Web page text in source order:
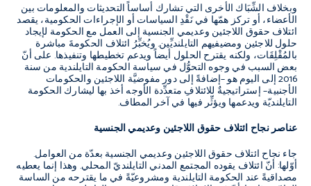
وبخلاف الشِّبَاك الأخرى التي تشارك أساساً التحديثات والمعلومات بين
الأعضاء، أو تركز همّها في نَقْدِ السياسات أو الإجراءات الحكومية، يقصد
ائتلاف حقوق اللاجئين وعديمي الجنسية إلى العمل مع الحكومة لإيجاد
حلول للاجئين ومضيفيهم التايلنديِّين. ويُخبِّرُ ائتلاف الحكومةَ مباشرة
بالمُقْلِقَات، ولكنه يقترح الحلول أيضاً ويدعم تخطيطها وتنفيذها. على أنّ
بعض السبب في وجوه التحوُّل في سياسة الحكومة التايلندية من سنة
2016 إلى اليوم هو –إضافةً إلى دور مفوضيَّة اللاجئين والحكومات
الأجنبية– إستراتيجيةٌ للائتلافِ متعدِّدة الأوجه أخذ بها ليشارك الحكومة
التايلنديّة ويدعمها ويؤثِّر فيها في آخر المطاف.
عناصر نجاح ائتلاف حقوق اللاجئين وعديمي الجنسية
جاء نجاح ائتلاف حقوق اللاجئين وعديمي الجنسية بعدّة من العوامل.
أوّلها: أنّ ائتلاف يقوده المجتمع المدني التايلنديّ المحلي. وهذا إنما يعطيه
مصداقيةً عند الحكومة التايلندية ومشروعيّةً في ما يقترحه من الساسة